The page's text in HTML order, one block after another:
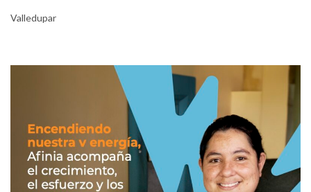
Valledupar